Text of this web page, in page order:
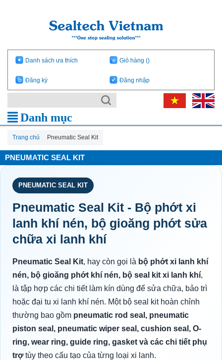
Danh sách ưa thích Giỏ hàng()
Đăng ký Đăng nhập
Danh mục
Trang chủ Pneumatic Seal Kit
PNEUMATIC SEAL KIT
PNEUMATIC SEAL KIT
Pneumatic Seal Kit - Bộ phớt xi
lanh khí nén, bộ gioăng phớt sửa
chữa xi lanh khí
Pneumatic Seal Kit, hay còn gọi là bộ phớt xi lanh khí
nén, bộ gioăng phớt khí nén, bộ seal kit xi lanh khí,
là tập hợp các chi tiết làm kín dùng để sửa chữa, bảo trì
hoặc đại tu xi lanh khí nén. Một bộ seal kit hoàn chỉnh
thường bao gồm pneumatic rod seal, pneumatic
piston seal, pneumatic wiper seal, cushion seal, O-
ring, wear ring, guide ring, gasket và các chi tiết phụ
trợtùy theo cấu tạo của từng loại xi lanh.